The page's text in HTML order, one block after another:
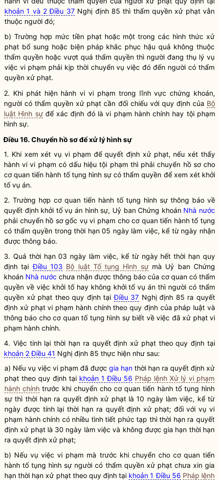
khoản 1 và 2 Điều 37Nghị định 85 thì thẩm quyềnxử phạt vẫn
thuộc người đó;
b) Trường hợp mức tiền phạt hoặc một trong các hình thức xử
phạt bổ sung hoặc biện pháp khắc phục hậu quả không thuộc
thẩm quyền hoặc vượt quá thẩm quyền thì người đang thụ lý vụ
việc vi phạm phải kịp thời chuyển vụ việc đó đến người có thẩm
quyền xử phạt.
2. Khi phát hiện hành vi vi phạm trong lĩnh vựcchứng khoán,
người có thẩmquyền xử phạt cần đối chiếu với quy định của Bộ
luật Hình sựđể xác định đó là vi phạm hành chính hay tội phạm
hình sự.
Điều 16. Chuyển hồ sơ để xử lý hình sự
1. Khi xem xét vụ vi phạm để quyết định xử phạt, nếu xét thấy
hành vi vi phạm có dấu hiệu tội phạm thì phải chuyển hồ sơ cho
cơ quan tiến hành tố tụng hình sự có thẩmquyền để xem xét khởi
tố vụ án.
2. Trường hợp cơ quan tiến hành tố tụng hình sự thông báo về
quyết định khởi tố vụ án hình sự, Uỷ ban Chứng khoán Nhà nước
phải chuyển hồ sơ gốc vụ vi phạm cho cơ quan tiến hành tố tụng
có thẩmquyền trong thời hạn 05 ngày làm việc, kể từ ngày nhận
được thông báo.
3. Quá thời hạn 03 ngày làm việc, kể từ ngày hết thời hạn quy
định tạiĐiều 103 Bộ luật Tố tụng Hình sựmà Uỷ ban Chứng
khoán Nhà nước chưa nhận được thông báo của cơ quan có thẩm
quyền về việc khởi tố hay không khởi tố vụ án thì người có thẩm
quyền xử phạt theo quy định tạiĐiều 37 Nghị định 85 ra quyết
định xử phạt vi phạm hành chính theo quy định của pháp luật và
thông báo cho cơ quan tố tụng hình sự biết về việc đã xử phạt vi
phạm hành chính.
4. Việc tính lại thời hạn ra quyết định xử phạt theo quy định tại
khoản 2 Điều 41 Nghị định 85 thực hiện như sau:
a) Nếu vụ việc vi phạm đã được gia hạn thời hạn ra quyết định xử
phạt theo quy định tại khoản 1 Điều 56 Pháp lệnh Xử lý vi phạm
hành chính trước khi chuyển cho cơ quan tiến hành tố tụng hình
sự thì thời hạn ra quyết định xử phạt là 10 ngày làm việc, kể từ
ngày được tính lại thời hạn ra quyết định xử phạt; đối với vụ vi
phạm hành chính có nhiều tình tiết phức tạp thì thời hạn ra quyết
định xử phạt là 30 ngày làm việc và không đượcgia hạn thời hạn
ra quyết định xử phạt;
b) Nếu vụ việc vi phạm mà trước khi chuyển cho cơ quan tiến
hành tố tụng hình sự người có thẩm quyềnxử phạt chưa xingia
hạn thời hạn xử phạt theo quy định tại khoản 1 Điều 56 Pháp lệnh